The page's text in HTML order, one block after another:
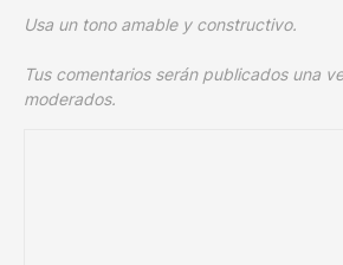
Usa un tono amable y constructivo.
Tus comentarios serán publicados una
moderados.